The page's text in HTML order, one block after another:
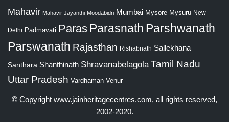
Mahavir Mahavir Jayanthi Moodabidri Mumbai Mysore Mysuru New
Delhi Padmavati Paras Parasnath Parshwanath
Parswanath Rajasthan Rishabnath Sallekhana
Santhara Shanthinath Shravanabelagola Tamil Nadu
Uttar Pradesh Vardhaman Venur
© Copyright www.jainheritagecentres.com, all rights reserved,
2002-2020.